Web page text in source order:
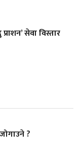
सेवा विस्तार
?